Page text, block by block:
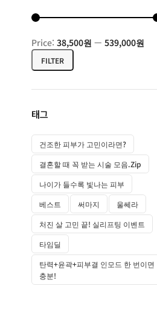
FILTER
Price: 38,500원 — 539,000원
태그
건조한 피부가 고민이라면?
결혼할 때 꼭 받는 시술 모음.zip
나이가 들수록 빛나는 피부
베스트
써마지
울쎄라
처진 살 고민 끝! 실리프팅 이벤트
타임딜
탄력+윤곽+피부결 인모드 한 번이면
충분!